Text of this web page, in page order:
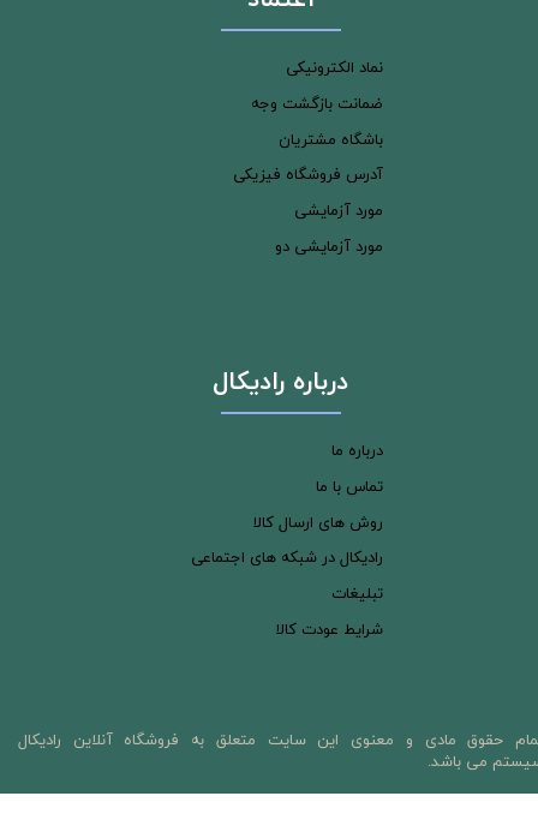
حقوق مادی و معنوی این سایت متعلق به فروشگاه آنلاین رادیکال
می باشد.
نماد الکترونیکی
ضمانت بازگشت وجه
باشگاه مشتریان
آدرس فروشگاه فیزیکی
مورد آزمایشی
مورد آزمایشی دو
درباره رادیکال
درباره ما
تماس با ما
روش های ارسال کالا
رادیکال در شبکه های اجتماعی
تبلیغات
شرایط عودت کالا